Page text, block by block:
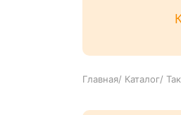
Главная/ Каталог/